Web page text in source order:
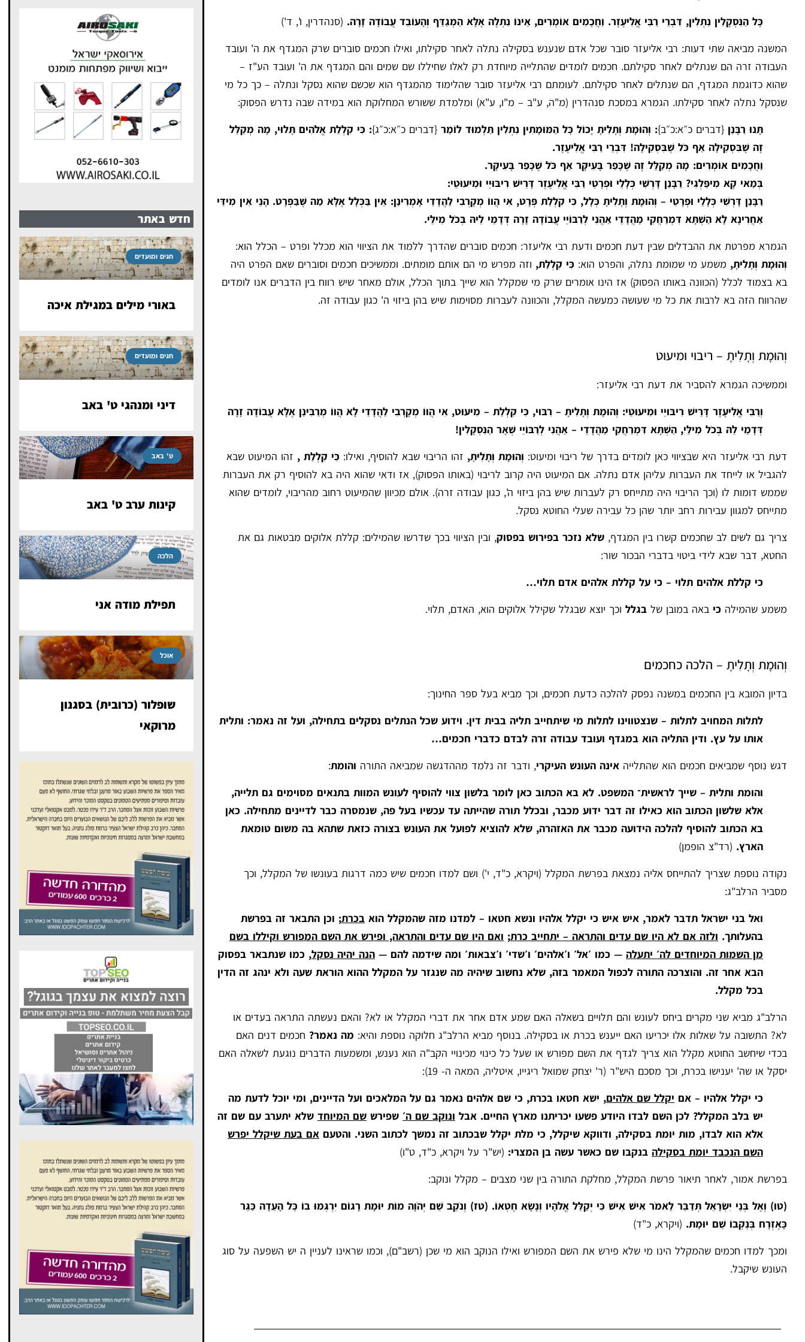
כָּל הַנִּסְקָלִין נִתְלִין, דִּבְרֵי רַבִּי אֱלִיעֶזֶר. וַחֲכָמִים אוֹמְרִים, אֵינוֹ נִתְלֶה אֶלָּא הַמְגַדֵּף וְהָעוֹבֵד עֲבוֹדָה זָרָה. (סנהדרין, ו', ד')
המשנה מביאה שתי דעות: רבי אליעזר סובר שכל אדם שנענש בסקילה נתלה לאחר סקילתו, ואילו חכמים סוברים שרק המגדף את ה' ועובד
העבודה זרה הם שנתלים לאחר סקילתם. חכמים לומדים שהתלייה מיוחדת רק לאלו שחיללו שם שמים והם המגדף את ה' ועובד הע"ז –
שהוא כדוגמת המגדף, הם שנתלים לאחר סקילתם. לעומתם רבי אליעזר סובר שהלימוד מהמגדף הוא שכשם שהוא נסקל ונתלה – כך כל מי
שנסקל נתלה לאחר סקילתו. הגמרא במסכת סנהדרין (מ"ה, ע"ב – מ"ו, ע"א) ומלמדת ששורש המחלוקת הוא במידה שבה נדרש הפסוק:
תָּנוּ רַבָּנַן {דברים כ״א:כ״ב}: וְהוּמָת וְתָלִיתָ יָכוֹל כׇּל הַמּוּמָתִין נִתְלִין תַּלְמוּד לוֹמַר {דברים כ״א:כ״ג}: כִּי קִלְלַת אֱלֹהִים תָּלוּי, מָה מְקַלֵּל
זֶה שֶׁבִּסְקִילָה אַף כֹּל שֶׁבִּסְקִילָה! דִּבְרֵי רַבִּי אֱלִיעֶזֶר.
וַחֲכָמִים אוֹמְרִים: מָה מְקַלֵּל זֶה שֶׁכָּפַר בָּעִיקָּר אַף כֹּל שֶׁכָּפַר בָּעִיקָּר.
בְּמַאי קָא מִיפַּלְגִי? רַבָּנַן דָּרְשִׁי כְּלָלֵי וּפְרָטֵי רַבִּי אֱלִיעֶזֶר דָּרֵישׁ רִיבּוּיֵי וּמִיעוּטֵי:
רַבָּנַן דָּרְשִׁי כְּלָלֵי וּפְרָטֵי – וְהוּמָת וְתָלִיתָ כְּלָל, כִּי קִלְלַת פְּרָט, אִי הֲווֹ מְקָרְבִי לַהֲדָדֵי אָמְרִינַן: אֵין בַּכְּלָל אֶלָּא מַה שֶּׁבַּפְּרָט. הָנֵי אִין מִידֵּי
אַחֲרִינָא לָא הַשְׁתָּא דִּמְרַחֲקִי מֵהֲדָדֵי אַהֲנִי לְרַבּוֹיֵי עֲבוֹדָה זָרָה דְּדָמֵי לֵיהּ בְּכֹל מִילֵּי.
הגמרא מפרטת את ההבדלים שבין דעת חכמים ודעת רבי אליעזר: חכמים סוברים שהדרך ללמוד את הציווי הוא מכלל ופרט – הכלל הוא:
וְהוּמָת וְתָלִיתָ, משמע מי שמומת נתלה, והפרט הוא: כִּי קִלְלַת, וזה מפרש מי הם אותם מומתים. וממשיכים חכמים וסוברים שאם הפרט היה
בא בצמוד לכלל (הכוונה באותו הפסוק) אז הינו אומרים שרק מי שמקלל הוא שייך בתוך הכלל, אולם מאחר שיש רווח בין הדברים אנו לומדים
שהרווח הזה בא לרבות את כל מי שעושה כמעשה המקלל, והכוונה לעברות מסוימות שיש בהן ביזוי ה' כגון עבודה זה.
וְהוּמָת וְתָלִיתָ – ריבוי ומיעוט
וממשיכה הגמרא להסביר את דעת רבי אליעזר:
וְרַבִּי אֱלִיעֶזֶר דָּרֵישׁ רִיבּוּיֵי וּמִיעוּטֵי: וְהוּמָת וְתָלִיתָ – רִבּוּי, כִּי קִלְלַת – מִיעוּט, אִי הֲווֹ מְקָרְבִי לַהֲדָדֵי לָא הֲווֹ מְרַבִּינַן אֶלָּא עֲבוֹדָה זָרָה
דְּדָמֵי לֵהּ בְּכֹל מִילֵּי, הַשְׁתָּא דִּמְרַחֲקִי מֵהֲדָדֵי – אַהֲנִי לְרַבּוֹיֵי שְׁאָר הַנִּסְקָלִין!
דעת רבי אליעזר היא שבציווי כאן לומדים בדרך של ריבוי ומיעוט: וְהוּמָת וְתָלִיתָ, זהו הריבוי שבא להוסיף, ואילו: כִּי קִלְלַת , זהו המיעוט שבא
להגביל או לייחד את העברות עליהן אדם נתלה. אם המיעוט היה קרוב לריבוי (באותו הפסוק), אז ודאי שהוא היה בא להוסיף רק את העברות
שממש דומות לו (וכך הריבוי היה מתייחס רק לעברות שיש בהן ביזוי ה', כגון עבודה זרה). אולם מכיוון שהמיעוט רחוב מהריבוי, לומדים שהוא
מתייחס למגוון עבירות רחב יותר שהן כל עבירה שעלי החוטא נסקל.
צריך גם לשים לב שחכמים קשרו בין המגדף, שלא נזכר בפירוש בפסוק, ובין הציווי בכך שדרשו שהמילים: קללת אלוקים מבטאות גם את
החטא, דבר שבא לידי ביטוי בדברי הבכור שור:
כי קללת אלהים תלוי – כי על קללת אלהים אדם תלוי…
משמע שהמילה כי באה במובן של בגלל וכך יוצא שבגלל שקילל אלוקים הוא, האדם, תלוי.
וְהוּמָת וְתָלִיתָ – הלכה כחכמים
בדיון המובא בין החכמים במשנה נפסק להלכה כדעת חכמים, וכך מביא בעל ספר החינוך:
לתלות המחויב לתלות – שנצטווינו לתלות מי שיתחייב תליה בבית דין. וידוע שכל הנתלים נסקלים בתחילה, ועל זה נאמר: ותלית
אותו על עץ. ודין התליה הוא במגדף ועובד עבודה זרה לבדם כדברי חכמים…
דגש נוסף שמביאים חכמים הוא שהתלייה אינה העונש העיקרי, ודבר זה נלמד מההדגשה שמביאה התורה והומת:
והומת ותלית – שייך לראשית־ המשפט. לא בא הכתוב כאן לומר בלשון צווי להוסיף לעונש המוות בתנאים מסוימים גם תלייה,
אלא שלשון הכתוב הוא כאילו זה דבר ידוע מכבר, ובכלל תורה שהייתה עד עכשיו בעל פה, שנמסרה כבר לדיינים מתחילה. כאן
בא הכתוב להוסיף להלכה הידועה מכבר את האזהרה, שלא להוציא לפועל את העונש בצורה כזאת שתהא בה משום טומאת
הארץ. (רד"צ הופמן)
נקודה נוספת שצריך להתייחס אליה נמצאת בפרשת המקלל (ויקרא, כ"ד, י') ושם למדו חכמים שיש כמה דרגות בעונשו של המקלל, וכך
מסביר הרלב"ג:
ואל בני ישראל תדבר לאמר, איש איש כי יקלל אלהיו ונשא חטאו – למדנו מזה שהמקלל הוא בכרת; וכן התבאר זה בפרשת
בהעלותך. ולזה אם לא היו שם עדים והתראה – יתחייב כרת; ואם היו שם עדים והתראה, ופירש את השם המפורש וקיללו בשם
מן השמות המיוחדים לה׳ יתעלה — כמו ׳אל׳ ו׳אלהים׳ ו׳שדי׳ ו׳צבאות׳ ומה שידמה להם — הנה יהיה נסקל, כמו שנתבאר בפסוק
הבא אחר זה. והוצרכה התורה לכפול המאמר בזה, שלא נחשוב שיהיה מה שנגזר על המקלל ההוא הוראת שעה ולא ינהג זה הדין
בכל מקלל.
הרלב"ג מביא שני מקרים ביחס לעונש והם תלויים בשאלה האם שמע אדם אחר את דברי המקלל או לא? והאם נעשתה התראה בעדים או
לא? התשובה על שאלות אלו יכריעו האם ייענש בכרת או בסקילה. בנוסף מביא הרלב"ג חלוקה נוספת והיא: מה נאמר? חכמים דנים האם
בכדי שיחשב החוטא מקלל הוא צריך לגדף את השם מפורש או שעל כל כינוי מכינויי הקב"ה הוא נענש, ומשמעות הדברים נוגעת לשאלה האם
יסקל או שה' יענישו בכרת, וכך מסכם היש"ר (ר' יצחק שמואל ריגייו, איטליה, המאה ה- 19):
כי יקלל אלהיו – אם יקלל שם אלהים, ישא חטאו בכרת, כי שם אלהים נאמר גם על המלאכים ועל הדיינים, ומי יוכל לדעת מה
יש בלב המקלל? לכן השם לבדו היודע פשעו יכריתנו מארץ החיים. אבל ונוקב שם ה׳ שפירש שם המיוחד שלא יתערב עם שם זה
אלא הוא לבדו, מות יומת בסקילה, ודווקא שיקלל, כי מלת יקלל שבכתוב זה נמשך לכתוב השני. והטעם אם בעת שיקלל יפרש
השם הנכבד יומת בסקילה בנקבו שם כאשר עשה בן המצרי: (יש"ר על ויקרא, כ"ד, ט"ו)
בפרשת אמור, לאחר תיאור פרשת המקלל, מחלקת התורה בין שני מצבים – מקלל ונוקב:
(טו) וְאֶל בְּנֵי יִשְׂרָאֵל תְּדַבֵּר לֵאמֹר אִישׁ אִישׁ כִּי יְקַלֵּל אֱלֹהָיו וְנָשָׂא חֶטְאוֹ. (טז) וְנֹקֵב שֵׁם יְהֹוָה מוֹת יוּמָת רָגוֹם יִרְגְּמוּ בוֹ כׇּל הָעֵדָה כַּגֵּר
כָּאֶזְרָח בְּנׇקְבוֹ שֵׁם יוּמָת. (ויקרא, כ"ד)
ומכך למדו חכמים שהמקלל הינו מי שלא פירש את השם המפורש ואילו הנוקב הוא מי שכן (רשב"ם), וכמו שראינו לעניין ה יש השפעה על סוג
העונש שיקבל.
חדש באתר
חגים ומועדים
באורי מילים במגילת איכה
חגים ומועדים
דיני ומנהגי ט' באב
ט' באב
קינות ערב ט' באב
הלכה
תפילת מודה אני
אוכל
שופלור (כרובית) בסגנון
מרוקאי